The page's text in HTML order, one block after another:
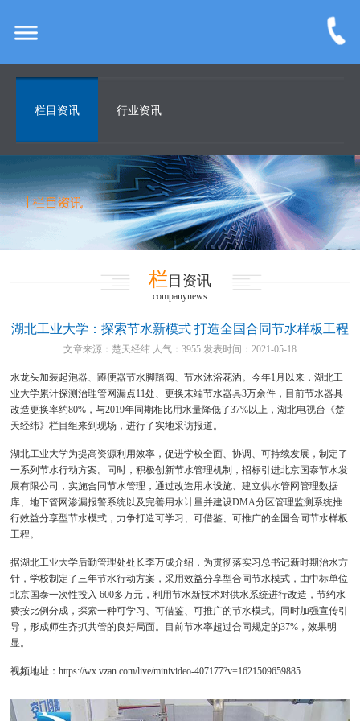
栏目资讯 行业资讯
栏目资讯
companynews
湖北工业大学：探索节水新模式 打造全国合同节水样板工程
文章来源：楚天经纬 人气：3955 发表时间：2021-05-18
水龙头加装起泡器、蹲便器节水脚踏阀、节水沐浴花洒。今年1月以来，湖北工
业大学累计探测治理管网漏点11处、更换末端节水器具3万余件，目前节水器具
改造更换率约80%，与2019年同期相比用水量降低了37%以上，湖北电视台《楚
天经纬》栏目组来到现场，进行了实地采访报道。
湖北工业大学为提高资源利用效率，促进学校全面、协调、可持续发展，制定了
一系列节水行动方案。同时，积极创新节水管理机制，招标引进北京国泰节水发
展有限公司，实施合同节水管理，通过改造用水设施、建立供水管网管理数据
库、地下管网渗漏报警系统以及完善用水计量并建设DMA分区管理监测系统推
行效益分享型节水模式，力争打造可学习、可借鉴、可推广的全国合同节水样板
工程。
据湖北工业大学后勤管理处处长李万成介绍，为贯彻落实习总书记新时期治水方
针，学校制定了三年节水行动方案，采用效益分享型合同节水模式，由中标单位
北京国泰一次性投入 600多万元，利用节水新技术对供水系统进行改造，节约水
费按比例分成，探索一种可学习、可借鉴、可推广的节水模式。同时加强宣传引
导，形成师生齐抓共管的良好局面。目前节水率超过合同规定的37%，效果明
显。
视频地址：https://wx.vzan.com/live/minivideo-407177?v=1621509659885